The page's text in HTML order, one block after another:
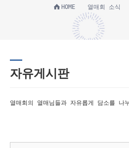
HOME 열매회 소식
자유게시판
열매회의 열매님들과 자유롭게 담소를 나